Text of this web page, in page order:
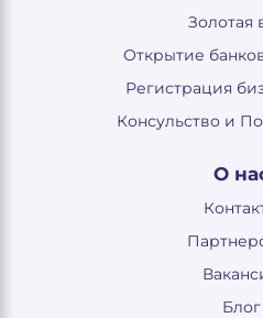
Золотая
Открытие
Регистрация
Консульство и
О
Блог